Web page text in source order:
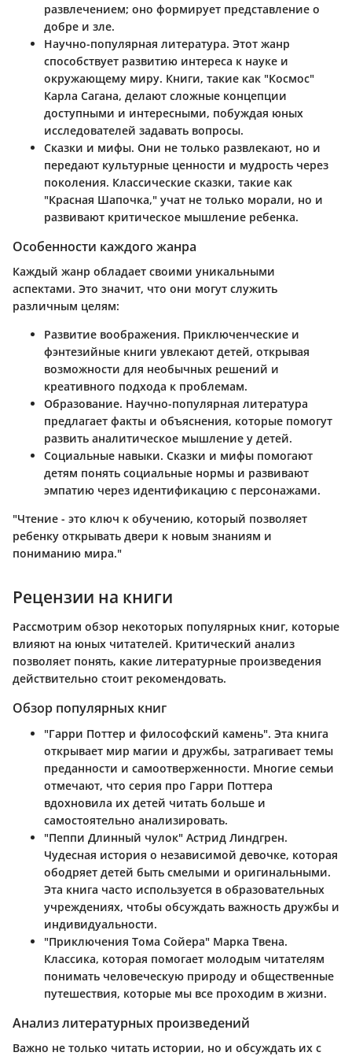
развлечением; оно формирует представление о
добре и зле.
Научно-популярная литература. Этот жанр
способствует развитию интереса к науке и
окружающему миру. Книги, такие как "Космос"
Карла Сагана, делают сложные концепции
доступными и интересными, побуждая юных
исследователей задавать вопросы.
Сказки и мифы. Они не только развлекают, но и
передают культурные ценности и мудрость через
поколения. Классические сказки, такие как
"Красная Шапочка," учат не только морали, но и
развивают критическое мышление ребенка.
Особенности каждого жанра
Каждый жанр обладает своими уникальными
аспектами. Это значит, что они могут служить
различным целям:
Развитие воображения. Приключенческие и
фэнтезийные книги увлекают детей, открывая
возможности для необычных решений и
креативного подхода к проблемам.
Образование. Научно-популярная литература
предлагает факты и объяснения, которые помогут
развить аналитическое мышление у детей.
Социальные навыки. Сказки и мифы помогают
детям понять социальные нормы и развивают
эмпатию через идентификацию с персонажами.
"Чтение - это ключ к обучению, который позволяет
ребенку открывать двери к новым знаниям и
пониманию мира."
Рецензии на книги
Рассмотрим обзор некоторых популярных книг, которые
влияют на юных читателей. Критический анализ
позволяет понять, какие литературные произведения
действительно стоит рекомендовать.
Обзор популярных книг
"Гарри Поттер и философский камень". Эта книга
открывает мир магии и дружбы, затрагивает темы
преданности и самоотверженности. Многие семьи
отмечают, что серия про Гарри Поттера
вдохновила их детей читать больше и
самостоятельно анализировать.
"Пеппи Длинный чулок" Астрид Линдгрен.
Чудесная история о независимой девочке, которая
ободряет детей быть смелыми и оригинальными.
Эта книга часто используется в образовательных
учреждениях, чтобы обсуждать важность дружбы и
индивидуальности.
"Приключения Тома Сойера" Марка Твена.
Классика, которая помогает молодым читателям
понимать человеческую природу и общественные
путешествия, которые мы все проходим в жизни.
Анализ литературных произведений
Важно не только читать истории, но и обсуждать их с